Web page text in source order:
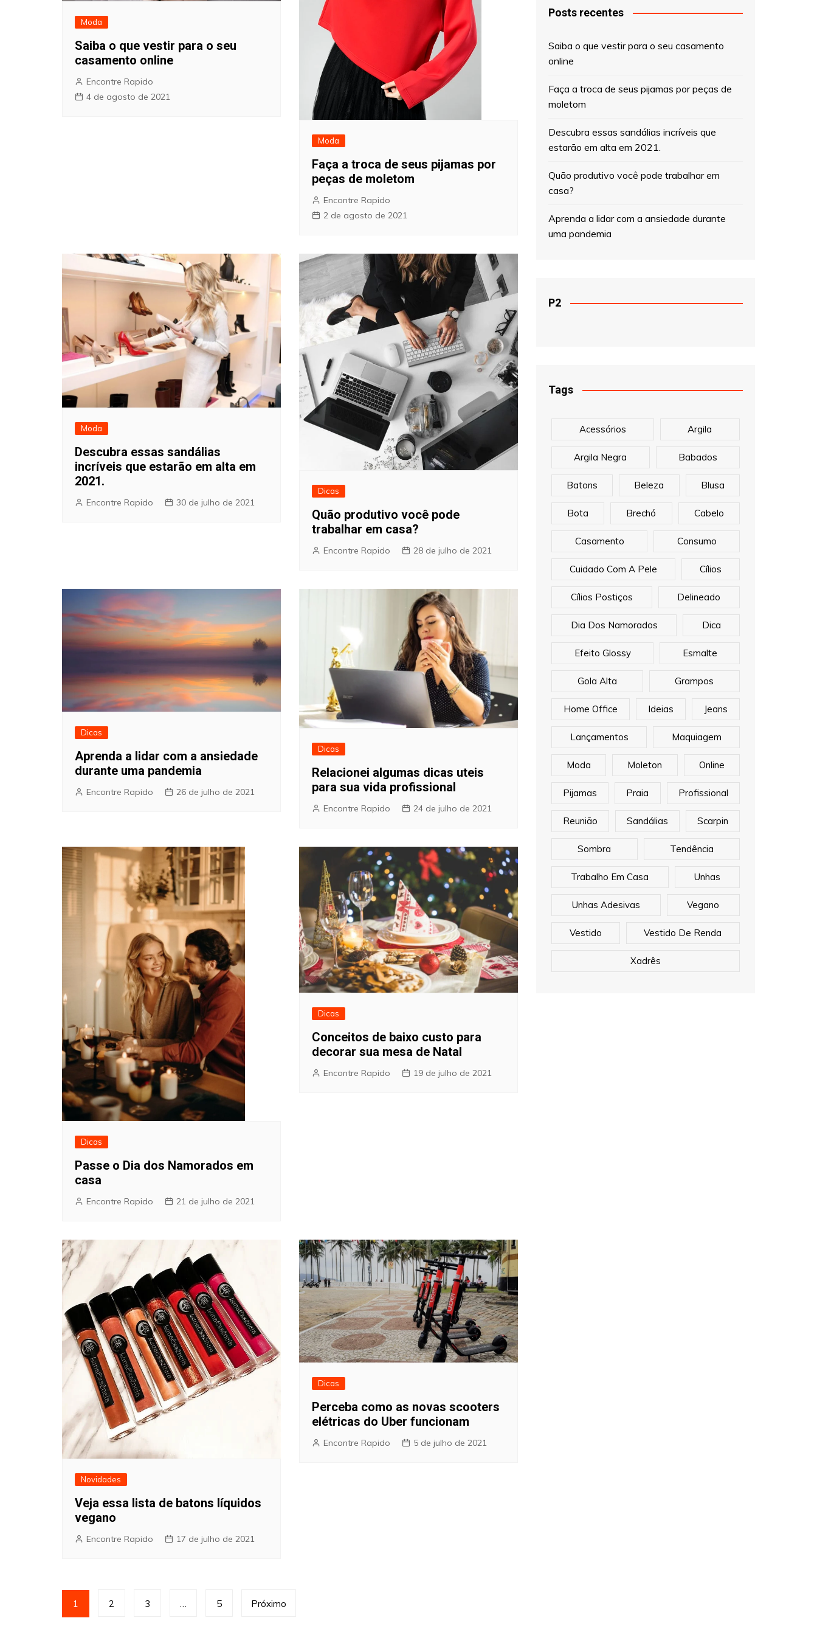
Moda
Saiba o que vestir para o seu
casamento online
Encontre Rapido
4 de agosto de 2021
Moda
Faça a troca de seus pijamas por
peças de moletom
Encontre Rapido
2 de agosto de 2021
Moda
Descubra essas sandálias
incríveis que estarão em alta em
2021.
Encontre Rapido 30 de julho de 2021
Dicas
Quão produtivo você pode
trabalhar em casa?
Encontre Rapido 28 de julho de 2021
Dicas
Aprenda a lidar com a ansiedade
durante uma pandemia
Encontre Rapido 26 de julho de 2021
Dicas
Relacionei algumas dicas uteis
para sua vida profissional
Encontre Rapido 24 de julho de 2021
Dicas
Passe o Dia dos Namorados em
casa
Encontre Rapido 21 de julho de 2021
Dicas
Conceitos de baixo custo para
decorar sua mesa de Natal
Encontre Rapido 19 de julho de 2021
Novidades
Veja essa lista de batons líquidos
vegano
Encontre Rapido 17 de julho de 2021
Dicas
Perceba como as novas scooters
elétricas do Uber funcionam
Encontre Rapido 5 de julho de 2021
Paginação
de
1 2 3 … 5 Próximo
Posts recentes
Saiba o que vestir para o seu casamento
online
Faça a troca de seus pijamas por peças de
moletom
Descubra essas sandálias incríveis que
estarão em alta em 2021.
Quão produtivo você pode trabalhar em
casa?
Aprenda a lidar com a ansiedade durante
uma pandemia
P2
Tags
Acessórios Argila
Argila Negra Babados
Batons Beleza Blusa
Bota Brechó Cabelo
Casamento Consumo
Cuidado Com A Pele Cílios
Cílios Postiços Delineado
Dia Dos Namorados Dica
Efeito Glossy Esmalte
Gola Alta Grampos
Home Office Ideias Jeans
Lançamentos Maquiagem
Moda Moleton Online
Pijamas Praia Profissional
Reunião Sandálias Scarpin
Sombra Tendência
Trabalho Em Casa Unhas
Unhas Adesivas Vegano
Vestido Vestido De Renda
Xadrês